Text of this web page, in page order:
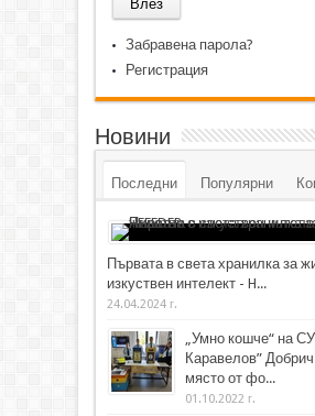
Забравена парола?
Регистрация
Новини
Последни Популярни
Първата в света хранилка за
изкуствен интелект - H...
24.04.2024 г.
„Умно кошче“ на
Каравелов”
място от фо...
01.10.2022 г.